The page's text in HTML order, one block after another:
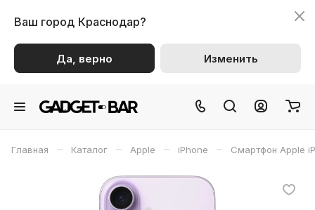
Ваш город Краснодар?
Да, верно Изменить
Главная – Каталог – Apple – iPhone – Смартфон Apple